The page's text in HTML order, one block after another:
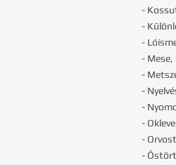
-
-
-
-
-
-
-
-
-
-